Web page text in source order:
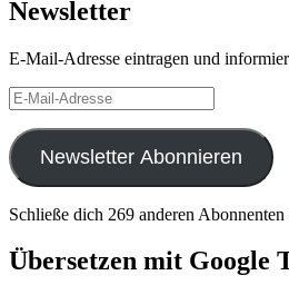
Newsletter
E-Mail-Adresse eintragen und
E-
Mail-
Adresse
Newsletter Abonnieren
Schließe dich 269 anderen Abonnenten
Übersetzen mit Google